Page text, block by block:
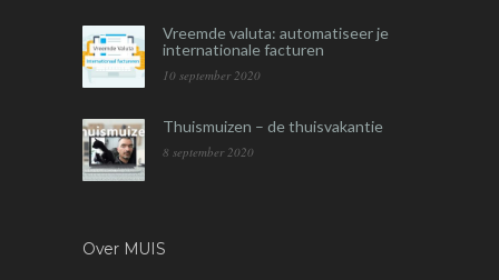
Vreemde valuta: automatiseer je
internationale facturen
10 september 2020
Thuismuizen – de thuisvakantie
8 september 2020
Over MUIS